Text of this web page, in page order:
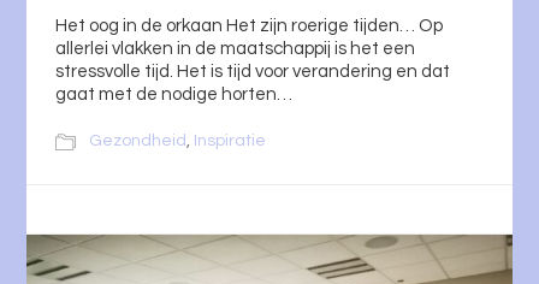
Het oog in de orkaan Het zijn roerige tijden… Op
allerlei vlakken in de maatschappij is het een
stressvolle tijd. Het is tijd voor verandering en dat
gaat met de nodige horten…
Gezondheid , Inspiratie